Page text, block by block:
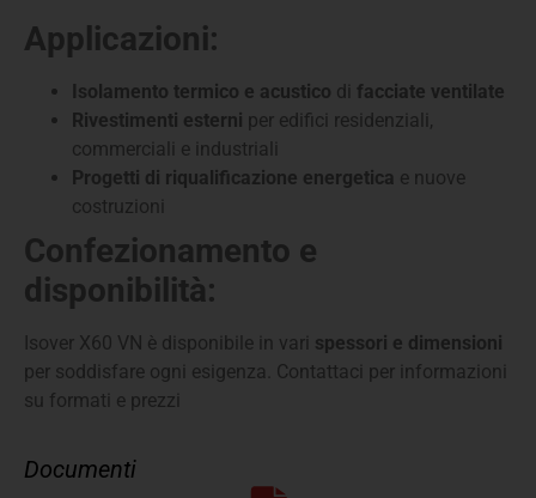
Applicazioni:
Isolamento termico e acustico di facciate ventilate
Rivestimenti esterni per edifici residenziali,
commerciali e industriali
Progetti di riqualificazione energetica e nuove
costruzioni
Confezionamento e
disponibilità:
Isover X60 VN è disponibile in vari spessori e dimensioni
per soddisfare ogni esigenza. Contattaci per informazioni
su formati e prezzi
Documenti